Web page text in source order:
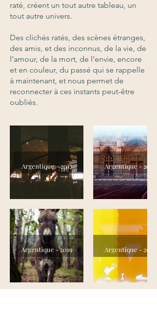
raté, créent un tout autre tableau, un
tout autre univers.
Des clichés ratés, des scènes étranges,
des amis, et des inconnus, de la vie, de
l’amour, de la mort, de l’envie, encore
et en couleur, du passé qui se rappelle
à maintenant, et nous permet de
reconnecter à ces instants peut-être
oubliés.
Argentique - 2017 Argentique - 2018
Argentique - 2019 Argentique - 2022